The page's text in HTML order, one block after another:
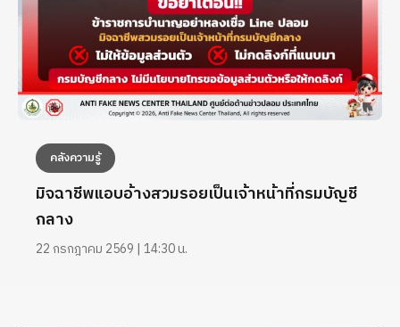
คลังความรู้
มิจฉาชีพแอบอ้างสวมรอยเป็นเจ้าหน้าที่กรมบัญชี
กลาง
22 กรกฎาคม 2569 | 14:30 น.